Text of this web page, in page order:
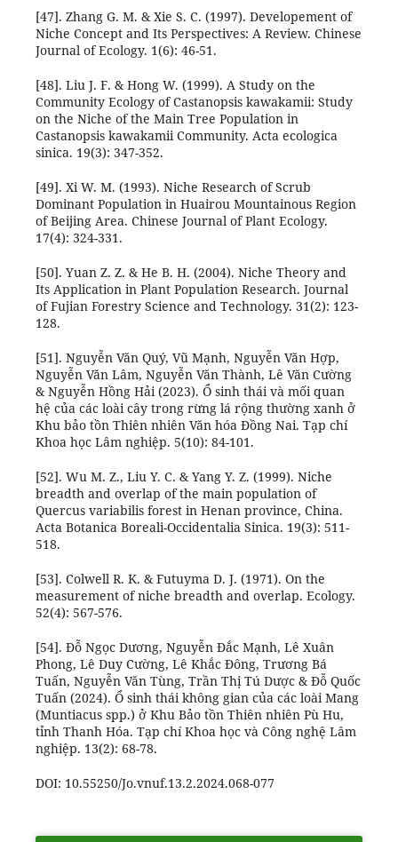
[47]. Zhang G. M. & Xie S. C. (1997). Developement of
Niche Concept and Its Perspectives: A Review. Chinese
Journal of Ecology. 1(6): 46-51.
[48]. Liu J. F. & Hong W. (1999). A Study on the
Community Ecology of Castanopsis kawakamii: Study
on the Niche of the Main Tree Population in
Castanopsis kawakamii Community. Acta ecologica
sinica. 19(3): 347-352.
[49]. Xi W. M. (1993). Niche Research of Scrub
Dominant Population in Huairou Mountainous Region
of Beijing Area. Chinese Journal of Plant Ecology.
17(4): 324-331.
[50]. Yuan Z. Z. & He B. H. (2004). Niche Theory and
Its Application in Plant Population Research. Journal
of Fujian Forestry Science and Technology. 31(2): 123-
128.
[51]. Nguyễn Văn Quý, Vũ Mạnh, Nguyễn Văn Hợp,
Nguyễn Văn Lâm, Nguyễn Văn Thành, Lê Văn Cường
& Nguyễn Hồng Hải (2023). Ổ sinh thái và mối quan
hệ của các loài cây trong rừng lá rộng thường xanh ở
Khu bảo tồn Thiên nhiên Văn hóa Đồng Nai. Tạp chí
Khoa học Lâm nghiệp. 5(10): 84-101.
[52]. Wu M. Z., Liu Y. C. & Yang Y. Z. (1999). Niche
breadth and overlap of the main population of
Quercus variabilis forest in Henan province, China.
Acta Botanica Boreali-Occidentalia Sinica. 19(3): 511-
518.
[53]. Colwell R. K. & Futuyma D. J. (1971). On the
measurement of niche breadth and overlap. Ecology.
52(4): 567-576.
[54]. Đỗ Ngọc Dương, Nguyễn Đắc Mạnh, Lê Xuân
Phong, Lê Duy Cường, Lê Khắc Đông, Trương Bá
Tuấn, Nguyễn Văn Tùng, Trần Thị Tú Dược & Đỗ Quốc
Tuấn (2024). Ổ sinh thái không gian của các loài Mang
(Muntiacus spp.) ở Khu Bảo tồn Thiên nhiên Pù Hu,
tỉnh Thanh Hóa. Tạp chí Khoa học và Công nghệ Lâm
nghiệp. 13(2): 68-78.
DOI: 10.55250/Jo.vnuf.13.2.2024.068-077